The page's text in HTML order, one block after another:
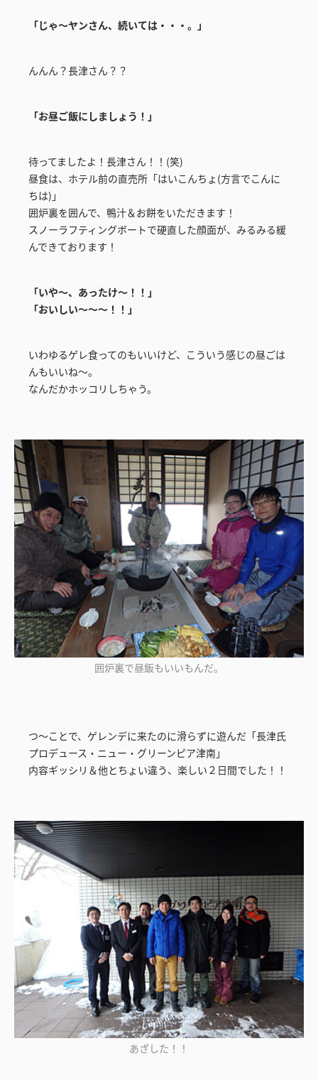
「じゃ～ヤンさん、続いては・・・。」
んんん？長津さん？？
「お昼ご飯にしましょう！」
待ってましたよ！長津さん！！(笑)
昼食は、ホテル前の直売所「はいこんちょ(方言でこんに
ちは)」
囲炉裏を囲んで、鴨汁＆お餅をいただきます！
スノーラフティングボートで硬直した顔面が、みるみる緩
んできております！
「いや～、あったけ～！！」
「おいしい～～～！！」
いわゆるゲレ食ってのもいいけど、こういう感じの昼ごは
んもいいね～。
なんだかホッコリしちゃう。
囲炉裏で昼飯もいいもんだ。
つ～ことで、ゲレンデに来たのに滑らずに遊んだ「長津氏
プロデュース・ニュー・グリーンピア津南」
内容ギッシリ＆他とちょい違う、楽しい２日間でした！！
あざした！！